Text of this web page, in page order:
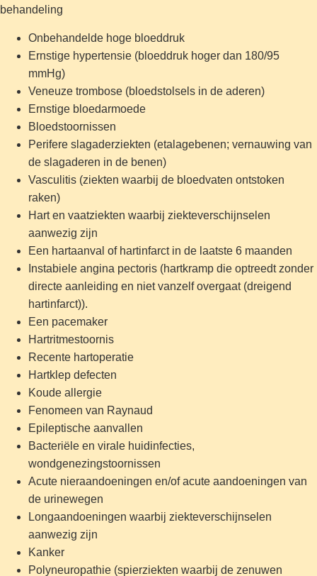
behandeling
Onbehandelde hoge bloeddruk
Ernstige hypertensie (bloeddruk hoger dan 180/95
mmHg)
Veneuze trombose (bloedstolsels in de aderen)
Ernstige bloedarmoede
Bloedstoornissen
Perifere slagaderziekten (etalagebenen; vernauwing van
de slagaderen in de benen)
Vasculitis (ziekten waarbij de bloedvaten ontstoken
raken)
Hart en vaatziekten waarbij ziekteverschijnselen
aanwezig zijn
Een hartaanval of hartinfarct in de laatste 6 maanden
Instabiele angina pectoris (hartkramp die optreedt zonder
directe aanleiding en niet vanzelf overgaat (dreigend
hartinfarct)).
Een pacemaker
Hartritmestoornis
Recente hartoperatie
Hartklep defecten
Koude allergie
Fenomeen van Raynaud
Epileptische aanvallen
Bacteriële en virale huidinfecties,
wondgenezingstoornissen
Acute nieraandoeningen en/of acute aandoeningen van
de urinewegen
Longaandoeningen waarbij ziekteverschijnselen
aanwezig zijn
Kanker
Polyneuropathie (spierziekten waarbij de zenuwen